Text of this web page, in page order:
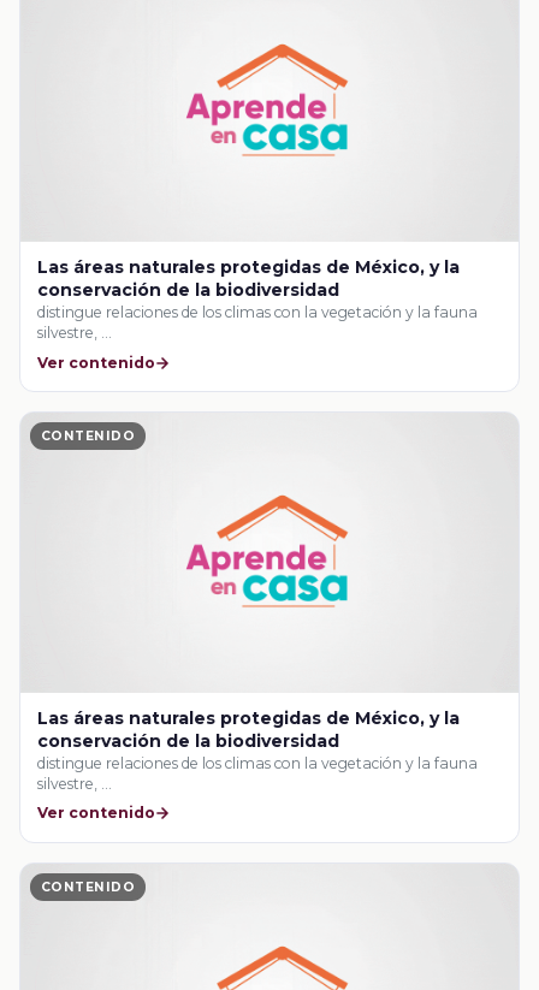
Las áreas naturales protegidas de México, y la
conservación de la biodiversidad
distingue relaciones de los climas con la vegetación y la fauna
silvestre, …
Ver contenido
CONTENIDO
Las áreas naturales protegidas de México, y la
conservación de la biodiversidad
distingue relaciones de los climas con la vegetación y la fauna
silvestre, …
Ver contenido
CONTENIDO